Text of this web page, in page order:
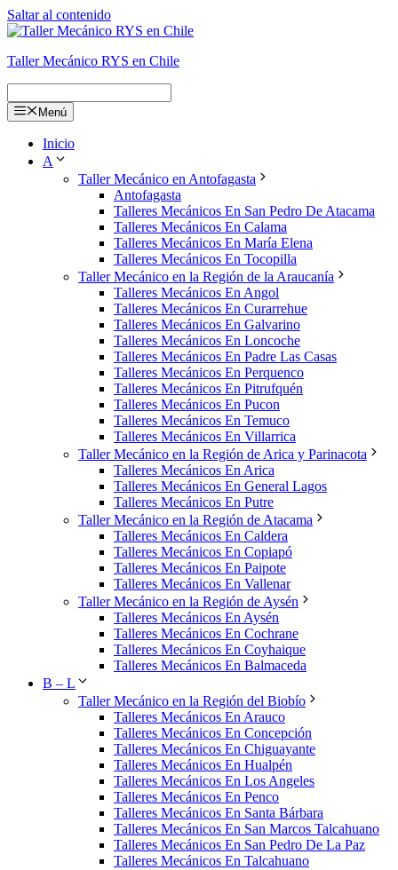
Saltar al contenido
Taller Mecánico RYS en Chile
Menú
Inicio
A
Taller Mecánico en Antofagasta
Antofagasta
Talleres Mecánicos En San Pedro De Atacama
Talleres Mecánicos En Calama
Talleres Mecánicos En María Elena
Talleres Mecánicos En Tocopilla
Taller Mecánico en la Región de la Araucanía
Talleres Mecánicos En Angol
Talleres Mecánicos En Curarrehue
Talleres Mecánicos En Galvarino
Talleres Mecánicos En Loncoche
Talleres Mecánicos En Padre Las Casas
Talleres Mecánicos En Perquenco
Talleres Mecánicos En Pitrufquén
Talleres Mecánicos En Pucon
Talleres Mecánicos En Temuco
Talleres Mecánicos En Villarrica
Taller Mecánico en la Región de Arica y Parinacota
Talleres Mecánicos En Arica
Talleres Mecánicos En General Lagos
Talleres Mecánicos En Putre
Taller Mecánico en la Región de Atacama
Talleres Mecánicos En Caldera
Talleres Mecánicos En Copiapó
Talleres Mecánicos En Paipote
Talleres Mecánicos En Vallenar
Taller Mecánico en la Región de Aysén
Talleres Mecánicos En Aysén
Talleres Mecánicos En Cochrane
Talleres Mecánicos En Coyhaique
Talleres Mecánicos En Balmaceda
B – L
Taller Mecánico en la Región del Biobío
Talleres Mecánicos En Arauco
Talleres Mecánicos En Concepción
Talleres Mecánicos En Chiguayante
Talleres Mecánicos En Hualpén
Talleres Mecánicos En Los Angeles
Talleres Mecánicos En Penco
Talleres Mecánicos En Santa Bárbara
Talleres Mecánicos En San Marcos Talcahuano
Talleres Mecánicos En San Pedro De La Paz
Talleres Mecánicos En Talcahuano